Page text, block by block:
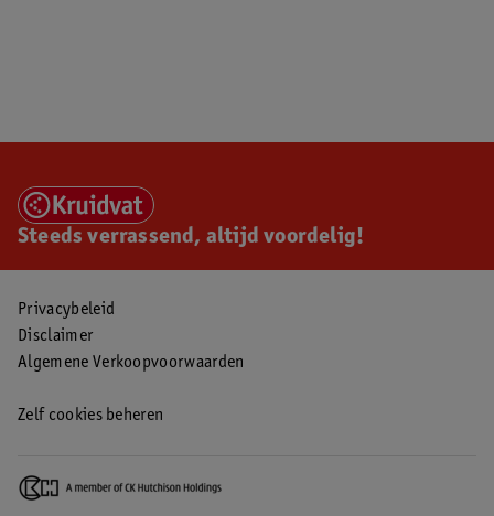
Steeds verrassend, altijd voordelig!
Privacybeleid
Disclaimer
Algemene Verkoopvoorwaarden
Zelf cookies beheren